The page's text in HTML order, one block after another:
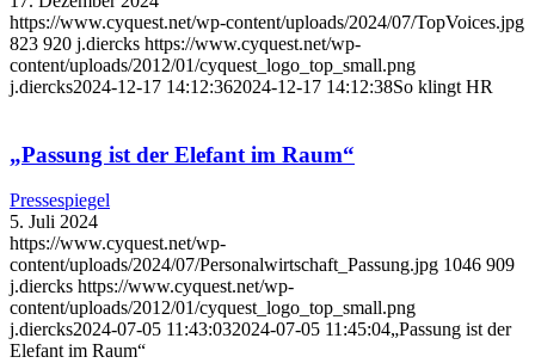
https://www.cyquest.net/wp-content/uploads/2024/07/TopVoices.jpg
823 920 j.diercks https://www.cyquest.net/wp-
content/uploads/2012/01/cyquest_logo_top_small.png
j.diercks2024-12-17 14:12:362024-12-17 14:12:38So klingt HR
„Passung ist der Elefant im Raum“
Pressespiegel
5. Juli 2024
https://www.cyquest.net/wp-
content/uploads/2024/07/Personalwirtschaft_Passung.jpg 1046 909
j.diercks https://www.cyquest.net/wp-
content/uploads/2012/01/cyquest_logo_top_small.png
j.diercks2024-07-05 11:43:032024-07-05 11:45:04„Passung ist der
Elefant im Raum“